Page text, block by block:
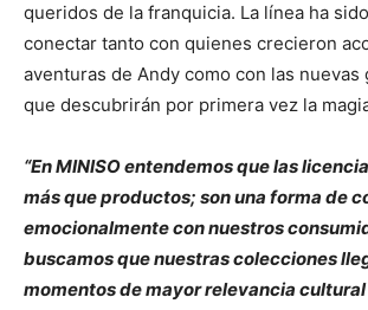
queridos de la franquicia. La línea ha
conectar tanto con quienes crecieron
aventuras de Andy como con las nuevas
que descubrirán por primera vez la
“En MINISO entendemos que las
más que productos; son una forma de
emocionalmente con nuestros
buscamos que nuestras colecciones
momentos de mayor relevancia